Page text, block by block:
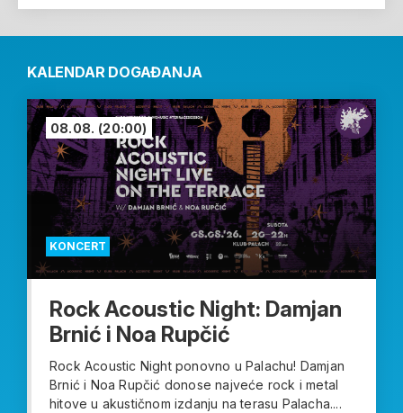
KALENDAR DOGAĐANJA
KONCERT
08.08. (20:00)
Rock Acoustic Night: Damjan
Brnić i Noa Rupčić
Rock Acoustic Night ponovno u Palachu! Damjan
Brnić i Noa Rupčić donose najveće rock i metal
hitove u akustičnom izdanju na terasu Palacha....